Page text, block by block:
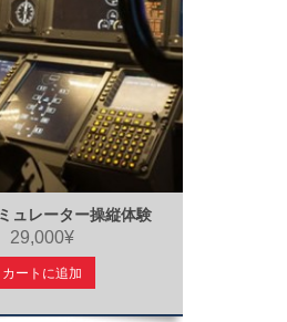
レーター操縦体験
29,000¥
カートに追加